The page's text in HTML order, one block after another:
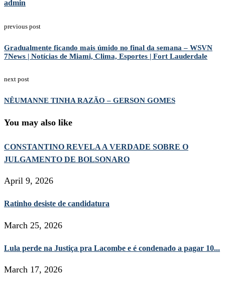
admin
previous post
Gradualmente ficando mais úmido no final da semana – WSVN
7News | Notícias de Miami, Clima, Esportes | Fort Lauderdale
next post
NÊUMANNE TINHA RAZÃO – GERSON GOMES
You may also like
CONSTANTINO REVELA A VERDADE SOBRE O
JULGAMENTO DE BOLSONARO
April 9, 2026
Ratinho desiste de candidatura
March 25, 2026
Lula perde na Justiça pra Lacombe e é condenado a pagar 10...
March 17, 2026